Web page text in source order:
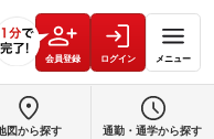
会員登録 ログイン メニュー
図から探す 通勤・通学から探す